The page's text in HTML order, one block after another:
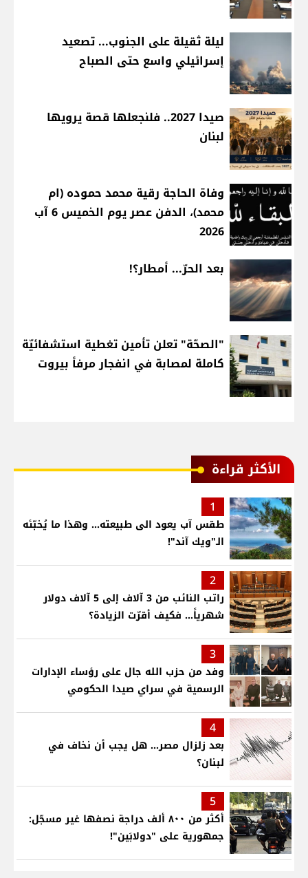
ليلة ثقيلة على الجنوب... تصعيد
إسرائيلي واسع حتى الصباح
صيدا 2027.. فلنجعلها قصة يرويها
لبنان
وفاة الحاجة رقية محمد حموده (ام
محمد)، الدفن عصر يوم الخميس 6 آب
2026
بعد الحرّ... أمطار؟!
"الصحّة" تعلن تأمين تغطية استشفائيّة
كاملة لمصابة في انفجار مرفأ بيروت
الأكثر قراءة
1
طقس آب يعود الى طبيعته... وهذا ما يُخبّئه
الـ"ويك آند"!
2
راتب النائب من 3 آلاف إلى 5 آلاف دولار
شهرياً... فكيف أقرّت الزيادة؟
3
وفد من حزب الله جال على رؤساء الإدارات
الرسمية في سراي صيدا الحكومي
4
بعد زلزال مصر... هل يجب أن نخاف في
لبنان؟
5
أكثر من ٨٠٠ ألف دراجة نصفها غير مسجّل:
جمهورية على "دولابَين"!